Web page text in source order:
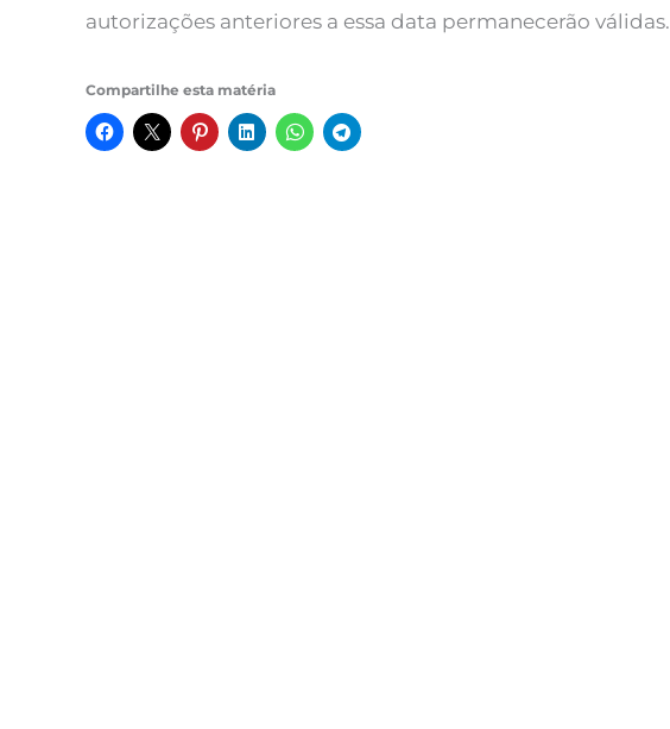
autorizações anteriores a essa data permanecerão válidas.
Compartilhe esta matéria